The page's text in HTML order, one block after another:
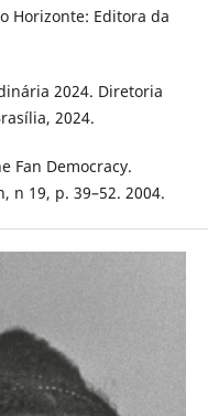
Horizonte: Editora da
2024. Diretoria
2024.
Fan Democracy.
n 19, p. 39–52. 2004.